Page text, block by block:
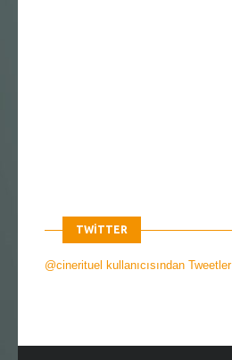
TWITTER
@cinerituel kullanıcısından Tweetler